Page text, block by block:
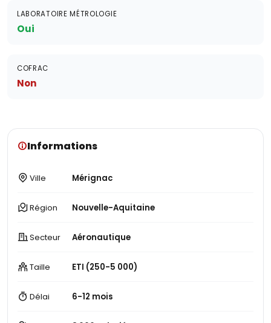
LABORATOIRE MÉTROLOGIE
Oui
COFRAC
Non
Informations
Ville Mérignac
Région Nouvelle-Aquitaine
Secteur Aéronautique
Taille ETI (250-5 000)
Délai 6-12 mois